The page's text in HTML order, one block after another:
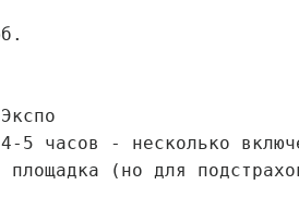
5 часов - несколько
площадка (но для